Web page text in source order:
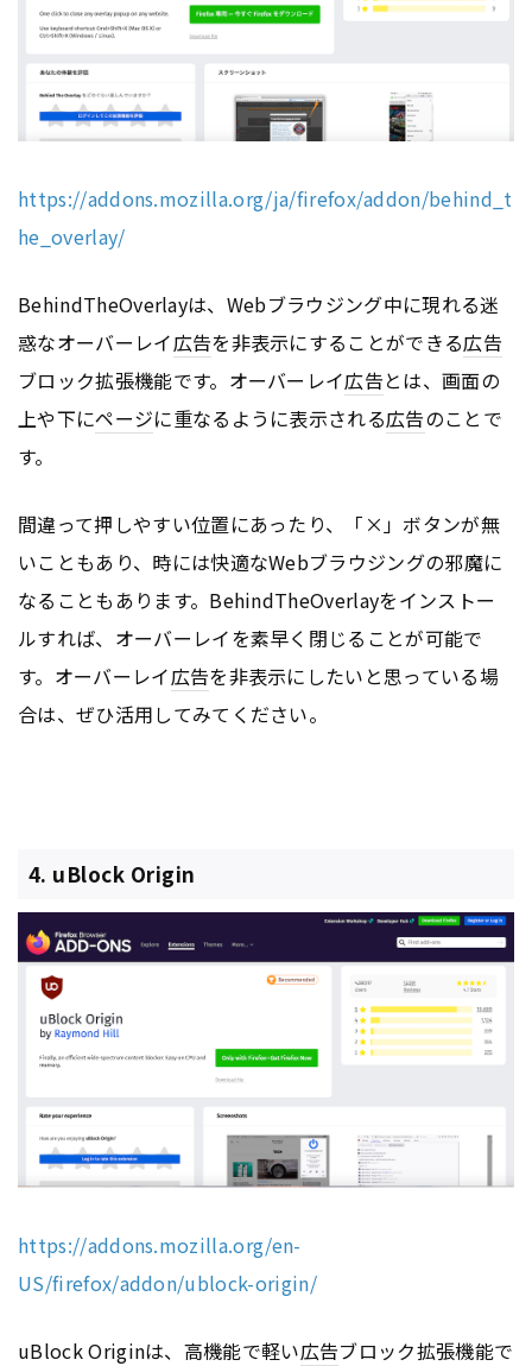
https://addons.mozilla.org/ja/firefox/addon/behind_t
he_overlay/
BehindTheOverlayは、Webブラウジング中に現れる迷
惑なオーバーレイ広告を非表示にすることができる広告
ブロック拡張機能です。オーバーレイ広告とは、画面の
上や下にページに重なるように表示される広告のことで
す。
間違って押しやすい位置にあったり、「×」ボタンが無
いこともあり、時には快適なWebブラウジングの邪魔に
なることもあります。BehindTheOverlayをインストー
ルすれば、オーバーレイを素早く閉じることが可能で
す。オーバーレイ広告を非表示にしたいと思っている場
合は、ぜひ活用してみてください。
4. uBlock Origin
https://addons.mozilla.org/en-
US/firefox/addon/ublock-origin/
uBlock Originは、高機能で軽い広告ブロック拡張機能で